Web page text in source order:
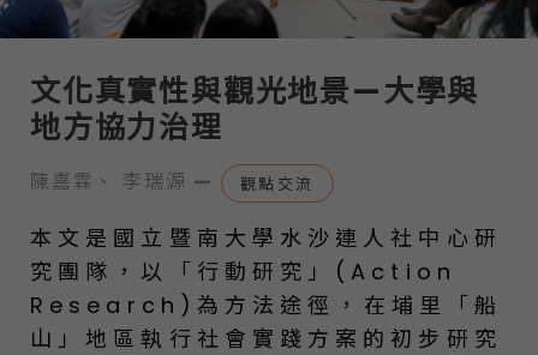
n
文化真實性與觀光地景—大學與
地方協力治理
陳嘉霖 李瑞源 — 觀點交流
本文是國立暨南大學水沙連人社中心研
究團隊，以「行動研究」(Action
Research)為方法途徑，在埔里「船
山」地區執行社會實踐方案的初步研究